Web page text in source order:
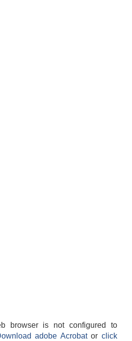
browser is not configured to
adobe Acrobatorclick